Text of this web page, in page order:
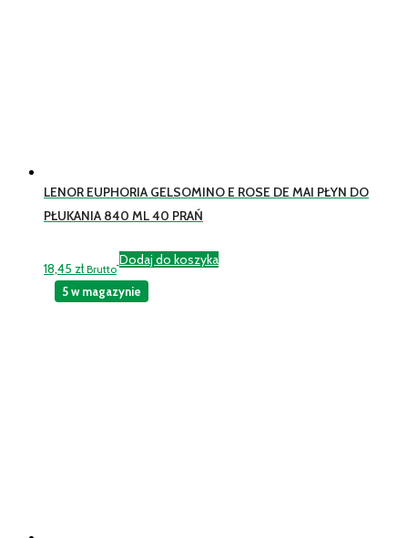
LENOR EUPHORIA GELSOMINO E ROSE DE MAI PŁYN DO
PŁUKANIA 840 ML 40 PRAŃ
18,45 zł Brutto
Dodaj do koszyka
5 w magazynie